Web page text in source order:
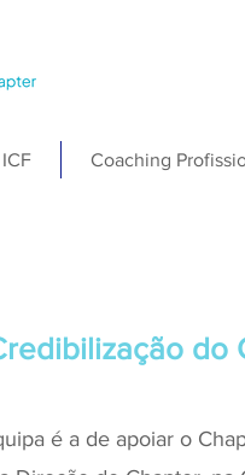
Coaching
do
é a de apoiar o